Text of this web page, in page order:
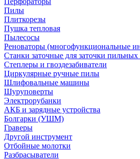
Пилы
Плиткорезы
Пушка тепловая
Пылесосы
Реноваторы (многофункциональные
Станки заточные для заточки пильных
Степлеры и гвоздезабиватели
Циркулярные ручные пилы
Шлифовальные машины
Шуруповерты
Электрорубанки
АКБ и зарядные устройства
Болгарки (УШМ)
Граверы
Другой инструмент
Отбойные молотки
Разбрасыватели